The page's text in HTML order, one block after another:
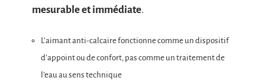
mesurable et immédiate.
L’aimant anti-calcaire fonctionne comme un dispositif
d’appoint ou de confort, pas comme un traitement de
l’eau au sens technique